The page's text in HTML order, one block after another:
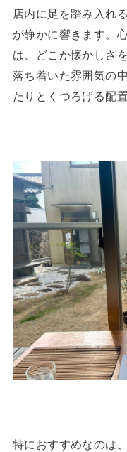
店内に足を踏み入れ
が静かに響きます。
は、どこか懐かしさ
落ち着いた雰囲気の
たりとくつろげる配
特におすすめなのは